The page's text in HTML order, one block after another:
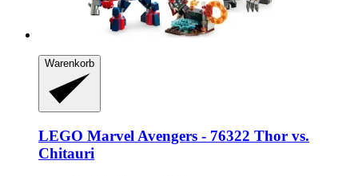
Warenkorb
LEGO Marvel Avengers -​ 76322 Thor vs.
Chitauri